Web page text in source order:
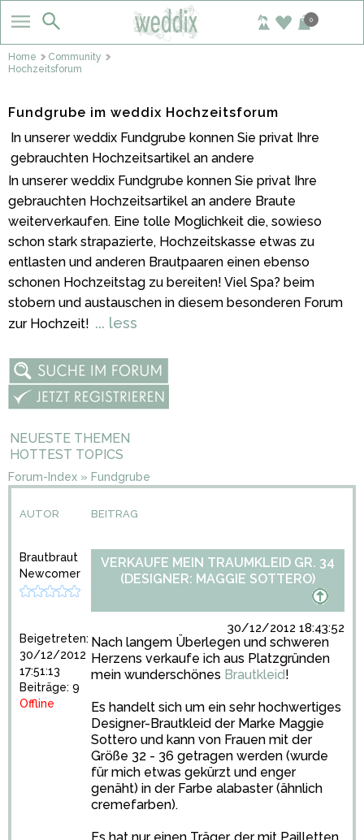
0
Home
Community
Hochzeitsforum
Fundgrube im weddix Hochzeitsforum
In unserer weddix Fundgrube konnen Sie privat Ihre
gebrauchten Hochzeitsartikel an andere
In unserer weddix Fundgrube konnen Sie privat Ihre
gebrauchten Hochzeitsartikel an andere Braute
weiterverkaufen. Eine tolle Moglichkeit die, sowieso
schon stark strapazierte, Hochzeitskasse etwas zu
entlasten und anderen Brautpaaren einen ebenso
schonen Hochzeitstag zu bereiten! Viel Spa? beim
stobern und austauschen in diesem besonderen Forum
zur Hochzeit! ... less
NEUESTE THEMEN
HOTTEST TOPICS
Forum-Index » Fundgrube
AUTOR BEITRAG
Brautbraut
Newcomer
Beigetreten:
30/12/2012
17:51:13
Beiträge: 9
Offline
VERKAUFE MEIN TRAUMKLEID GR. 34
(DESIGNER: MAGGIE SOTTERO)
30/12/2012 18:43:52
Nach langem Überlegen und schweren
Herzens verkaufe ich aus Platzgründen
mein wunderschönes Brautkleid!
Es handelt sich um ein sehr hochwertiges
Designer-Brautkleid der Marke Maggie
Sottero und kann von Frauen mit der
Größe 32 - 36 getragen werden (wurde
für mich etwas gekürzt und enger
genäht) in der Farbe alabaster (ähnlich
cremefarben).